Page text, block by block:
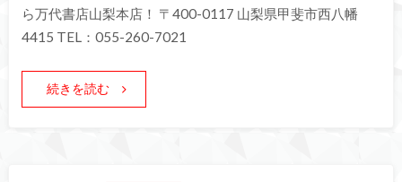
ら万代書店山梨本店！ 〒400-0117 山梨県甲斐市西八幡
4415 TEL：055-260-7021
続きを読む